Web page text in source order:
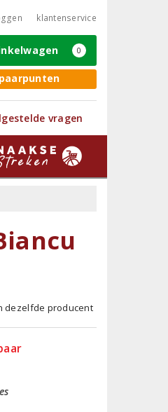
klantenservice
0
vragen
dezelfde producent